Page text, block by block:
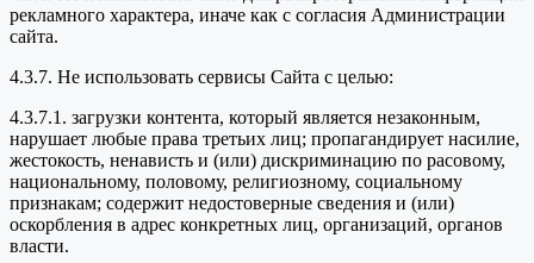
рекламного характера, иначе как с согласия Администрации
сайта.
4.3.7. Не использовать сервисы Сайта с целью:
4.3.7.1. загрузки контента, который является незаконным,
нарушает любые права третьих лиц; пропагандирует насилие,
жестокость, ненависть и (или) дискриминацию по расовому,
национальному, половому, религиозному, социальному
признакам; содержит недостоверные сведения и (или)
оскорбления в адрес конкретных лиц, организаций, органов
власти.